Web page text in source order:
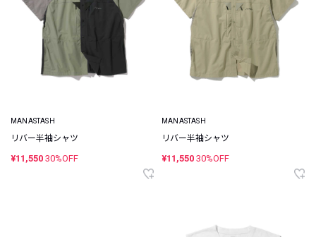
MANASTASH
リバー半袖シャツ
¥11,550 30%OFF
MANASTASH
リバー半袖シャツ
¥11,550 30%OFF